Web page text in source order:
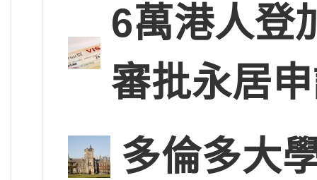
6萬港人登
審批永居
多倫多大